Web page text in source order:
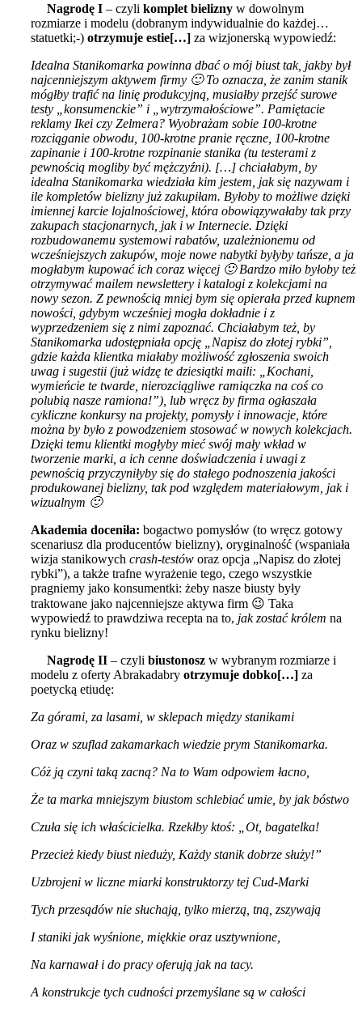
Nagrodę I – czyli komplet bielizny w dowolnym
rozmiarze i modelu (dobranym indywidualnie do każdej…
statuetki;-) otrzymuje estie[…] za wizjonerską wypowiedź:
Idealna Stanikomarka powinna dbać o mój biust tak, jakby był
najcenniejszym aktywem firmy 🙂 To oznacza, że zanim stanik
mógłby trafić na linię produkcyjną, musiałby przejść surowe
testy „konsumenckie” i „wytrzymałościowe”. Pamiętacie
reklamy Ikei czy Zelmera? Wyobrażam sobie 100-krotne
rozciąganie obwodu, 100-krotne pranie ręczne, 100-krotne
zapinanie i 100-krotne rozpinanie stanika (tu testerami z
pewnością mogliby być mężczyźni). […] chciałabym, by
idealna Stanikomarka wiedziała kim jestem, jak się nazywam i
ile kompletów bielizny już zakupiłam. Byłoby to możliwe dzięki
imiennej karcie lojalnościowej, która obowiązywałaby tak przy
zakupach stacjonarnych, jak i w Internecie. Dzięki
rozbudowanemu systemowi rabatów, uzależnionemu od
wcześniejszych zakupów, moje nowe nabytki byłyby tańsze, a ja
mogłabym kupować ich coraz więcej 🙂 Bardzo miło byłoby też
otrzymywać mailem newslettery i katalogi z kolekcjami na
nowy sezon. Z pewnością mniej bym się opierała przed kupnem
nowości, gdybym wcześniej mogła dokładnie i z
wyprzedzeniem się z nimi zapoznać. Chciałabym też, by
Stanikomarka udostępniała opcję „Napisz do złotej rybki”,
gdzie każda klientka miałaby możliwość zgłoszenia swoich
uwag i sugestii (już widzę te dziesiątki maili: „Kochani,
wymieńcie te twarde, nierozciągliwe ramiączka na coś co
polubią nasze ramiona!”), lub wręcz by firma ogłaszała
cykliczne konkursy na projekty, pomysły i innowacje, które
można by było z powodzeniem stosować w nowych kolekcjach.
Dzięki temu klientki mogłyby mieć swój mały wkład w
tworzenie marki, a ich cenne doświadczenia i uwagi z
pewnością przyczyniłyby się do stałego podnoszenia jakości
produkowanej bielizny, tak pod względem materiałowym, jak i
wizualnym 🙂
Akademia doceniła: bogactwo pomysłów (to wręcz gotowy
scenariusz dla producentów bielizny), oryginalność (wspaniała
wizja stanikowych crash-testów oraz opcja „Napisz do złotej
rybki”), a także trafne wyrażenie tego, czego wszystkie
pragniemy jako konsumentki: żeby nasze biusty były
traktowane jako najcenniejsze aktywa firm 😉 Taka
wypowiedź to prawdziwa recepta na to, jak zostać królem na
rynku bielizny!
Nagrodę II – czyli biustonosz w wybranym rozmiarze i
modelu z oferty Abrakadabry otrzymuje dobko[…] za
poetycką etiudę:
Za górami, za lasami, w sklepach między stanikami
Oraz w szuflad zakamarkach wiedzie prym Stanikomarka.
Cóż ją czyni taką zacną? Na to Wam odpowiem łacno,
Że ta marka mniejszym biustom schlebiać umie, by jak bóstwo
Czuła się ich właścicielka. Rzekłby ktoś: „Ot, bagatelka!
Przecież kiedy biust nieduży, Każdy stanik dobrze służy!”
Uzbrojeni w liczne miarki konstruktorzy tej Cud-Marki
Tych przesądów nie słuchają, tylko mierzą, tną, zszywają
I staniki jak wyśnione, miękkie oraz usztywnione,
Na karnawał i do pracy oferują jak na tacy.
A konstrukcje tych cudności przemyślane są w całości